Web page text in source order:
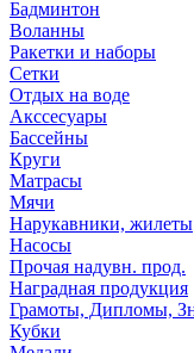
Бадминтон
Воланны
Ракетки и наборы
Сетки
Отдых на воде
Акссесуары
Бассейны
Круги
Матрасы
Мячи
Нарукавники, жилеты
Насосы
Прочая надувн. прод.
Наградная продукция
Грамоты, Дипломы,
Кубки